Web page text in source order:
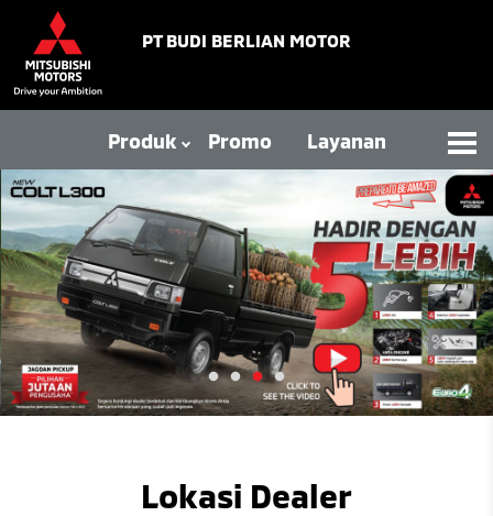
PT BUDI BERLIAN MOTOR
Produk Promo Layanan
Lokasi Dealer